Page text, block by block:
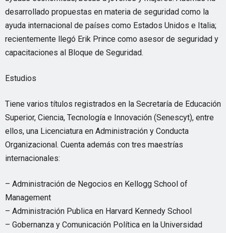
desarrollado propuestas en materia de seguridad como la
ayuda internacional de países como Estados Unidos e Italia;
recientemente llegó Erik Prince como asesor de seguridad y
capacitaciones al Bloque de Seguridad.
Estudios
Tiene varios títulos registrados en la Secretaría de Educación
Superior, Ciencia, Tecnología e Innovación (Senescyt), entre
ellos, una Licenciatura en Administración y Conducta
Organizacional. Cuenta además con tres maestrías
internacionales:
– Administración de Negocios en Kellogg School of
Management
– Administración Publica en Harvard Kennedy School
– Gobernanza y Comunicación Política en la Universidad